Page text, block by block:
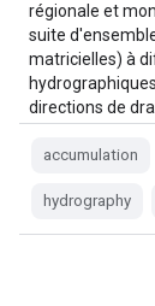
régionale et
suite
matricielles) à
directions de
accumulation
hydrography